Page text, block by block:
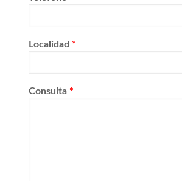
Localidad *
Consulta *